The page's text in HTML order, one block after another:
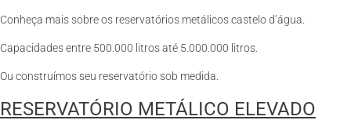
Conheça mais sobre os reservatórios metálicos castelo d’água.
Capacidades entre 500.000 litros até 5.000.000 litros.
Ou construímos seu reservatório sob medida.
RESERVATÓRIO METÁLICO ELEVADO